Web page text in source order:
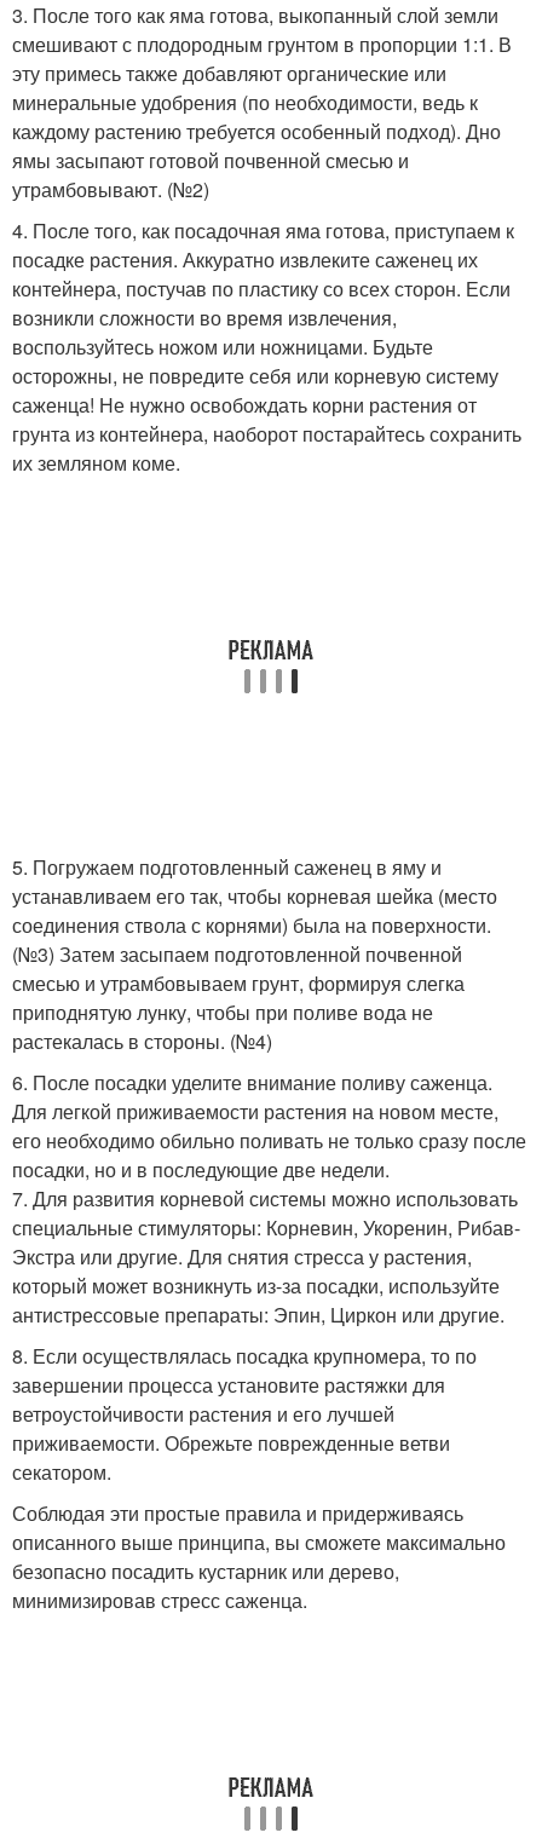
3. После того как яма готова, выкопанный слой земли
смешивают с плодородным грунтом в пропорции 1:1. В
эту примесь также добавляют органические или
минеральные удобрения (по необходимости, ведь к
каждому растению требуется особенный подход). Дно
ямы засыпают готовой почвенной смесью и
утрамбовывают. (№2)
4. После того, как посадочная яма готова, приступаем к
посадке растения. Аккуратно извлеките саженец их
контейнера, постучав по пластику со всех сторон. Если
возникли сложности во время извлечения,
воспользуйтесь ножом или ножницами. Будьте
осторожны, не повредите себя или корневую систему
саженца! Не нужно освобождать корни растения от
грунта из контейнера, наоборот постарайтесь сохранить
их земляном коме.
5. Погружаем подготовленный саженец в яму и
устанавливаем его так, чтобы корневая шейка (место
соединения ствола с корнями) была на поверхности.
(№3) Затем засыпаем подготовленной почвенной
смесью и утрамбовываем грунт, формируя слегка
приподнятую лунку, чтобы при поливе вода не
растекалась в стороны. (№4)
6. После посадки уделите внимание поливу саженца.
Для легкой приживаемости растения на новом месте,
его необходимо обильно поливать не только сразу после
посадки, но и в последующие две недели.
7. Для развития корневой системы можно использовать
специальные стимуляторы: Корневин, Укоренин, Рибав-
Экстра или другие. Для снятия стресса у растения,
который может возникнуть из-за посадки, используйте
антистрессовые препараты: Эпин, Циркон или другие.
8. Если осуществлялась посадка крупномера, то по
завершении процесса установите растяжки для
ветроустойчивости растения и его лучшей
приживаемости. Обрежьте поврежденные ветви
секатором.
Соблюдая эти простые правила и придерживаясь
описанного выше принципа, вы сможете максимально
безопасно посадить кустарник или дерево,
минимизировав стресс саженца.